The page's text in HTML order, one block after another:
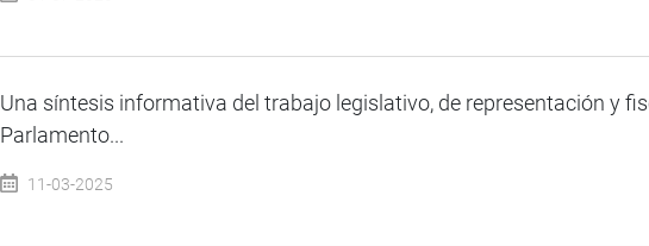
Una síntesis informativa del trabajo legislativo, de representación y
Parlamento...
11-03-2025